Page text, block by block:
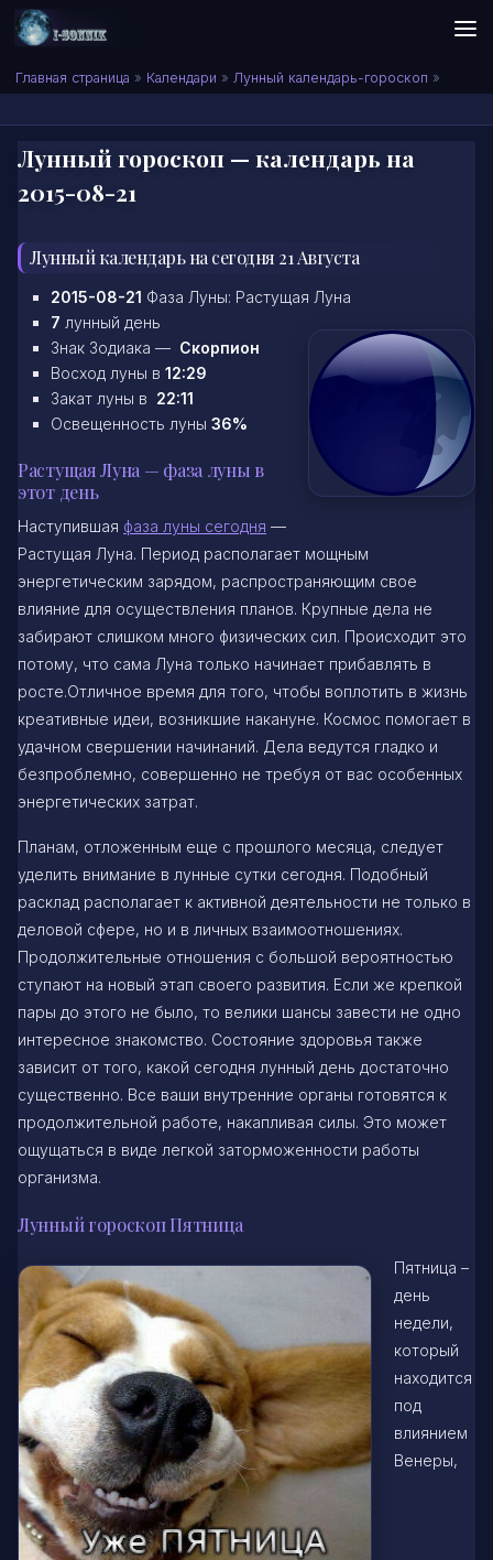
Skip to content
Сонник I-SONNIK.COM
Главная страница » Календари » Лунный календарь-гороскоп »
Лунный гороскоп — календарь на
2015-08-21
Лунный календарь на сегодня 21 Августа
2015-08-21 Фаза Луны: Растущая Луна
7 лунный день
Знак Зодиака — Скорпион
Восход луны в 12:29
Закат луны в 22:11
Освещенность луны 36%
Растущая Луна — фаза луны в
этот день
Наступившая фаза луны сегодня —
Растущая Луна. Период располагает мощным
энергетическим зарядом, распространяющим свое
влияние для осуществления планов. Крупные дела не
забирают слишком много физических сил. Происходит это
потому, что сама Луна только начинает прибавлять в
росте.Отличное время для того, чтобы воплотить в жизнь
креативные идеи, возникшие накануне. Космос помогает в
удачном свершении начинаний. Дела ведутся гладко и
безпроблемно, совершенно не требуя от вас особенных
энергетических затрат.
Планам, отложенным еще с прошлого месяца, следует
уделить внимание в лунные сутки сегодня. Подобный
расклад располагает к активной деятельности не только в
деловой сфере, но и в личных взаимоотношениях.
Продолжительные отношения с большой вероятностью
ступают на новый этап своего развития. Если же крепкой
пары до этого не было, то велики шансы завести не одно
интересное знакомство. Состояние здоровья также
зависит от того, какой сегодня лунный день достаточно
существенно. Все ваши внутренние органы готовятся к
продолжительной работе, накапливая силы. Это может
ощущаться в виде легкой заторможенности работы
организма.
Лунный гороскоп Пятница
Пятница –
день
недели,
который
находится
под
влиянием
Венеры,